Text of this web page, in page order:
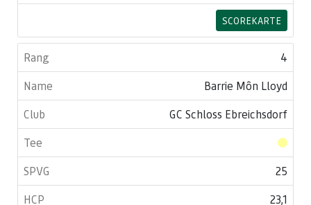
SCOREKARTE
4
Barrie Môn Lloyd
GC Schloss Ebreichsdorf
25
23,1